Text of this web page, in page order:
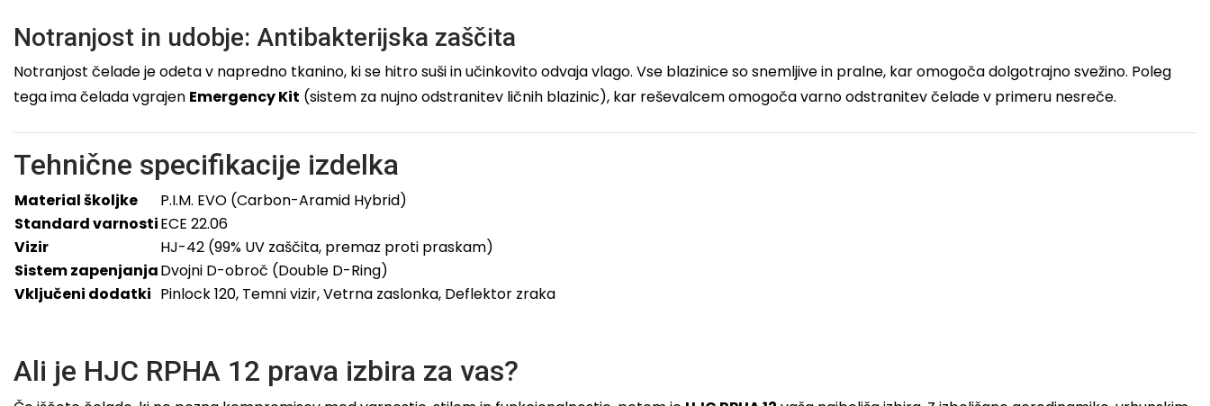
Notranjost in udobje: Antibakterijska zaščita
Notranjost čelade je odeta v napredno tkanino, ki se hitro suši in učinkovito odvaja vlago. Vse blazinice so snemljive in pralne, kar omogoča dolgotrajno svežino. Poleg
tega ima čelada vgrajen Emergency Kit (sistem za nujno odstranitev ličnih blazinic), kar reševalcem omogoča varno odstranitev čelade v primeru nesreče.
Tehnične specifikacije izdelka
Material školjke
P.I.M. EVO (Carbon-Aramid Hybrid)
Standard varnostiECE 22.06
Vizir
HJ-42 (99% UV zaščita, premaz proti praskam)
Sistem zapenjanjaDvojni D-obroč (Double D-Ring)
Vključeni dodatki Pinlock 120, Temni vizir, Vetrna zaslonka, Deflektor zraka
Ali je HJC RPHA 12 prava izbira za vas?